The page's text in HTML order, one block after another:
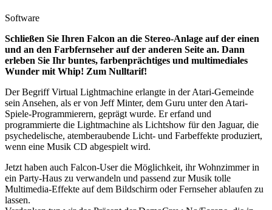
Software
Schließen Sie Ihren Falcon an die Stereo-Anlage auf der einen
und an den Farbfernseher auf der anderen Seite an. Dann
erleben Sie Ihr buntes, farbenprächtiges und multimediales
Wunder mit Whip! Zum Nulltarif!
Der Begriff Virtual Lightmachine erlangte in der Atari-Gemeinde
sein Ansehen, als er von Jeff Minter, dem Guru unter den Atari-
Spiele-Programmierern, geprägt wurde. Er erfand und
programmierte die Lightmachine als Lichtshow für den Jaguar, die
psychedelische, atemberaubende Licht- und Farbeffekte produziert,
wenn eine Musik CD abgespielt wird.
Jetzt haben auch Falcon-User die Möglichkeit, ihr Wohnzimmer in
ein Party-Haus zu verwandeln und passend zur Musik tolle
Multimedia-Effekte auf dem Bildschirm oder Fernseher ablaufen zu
lassen.